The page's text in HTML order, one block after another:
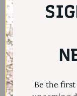
Martinique
$)Be the